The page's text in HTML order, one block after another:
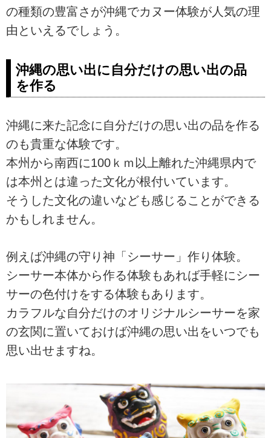
の種類の豊富さが沖縄でカヌー体験が人気の理
由といえるでしょう。
沖縄の思い出に自分だけの思い出の品
を作る
沖縄に来た記念に自分だけの思い出の品を作る
のも貴重な体験です。
本州から南西に100ｋｍ以上離れた沖縄県内で
は本州とは違った文化が根付いています。
そうした文化の違いなども感じることができる
かもしれません。
例えば沖縄の守り神「シーサー」作り体験。
シーサー本体から作る体験もあれば手軽にシー
サーの色付けをする体験もあります。
カラフルな自分だけのオリジナルシーサーを家
の玄関に置いておけば沖縄の思い出をいつでも
思い出せますね。